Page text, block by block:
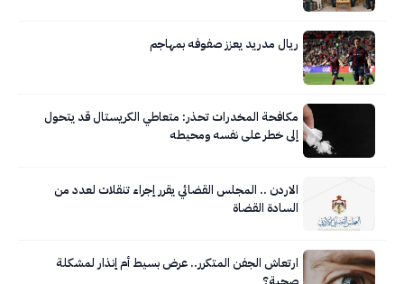
ريال مدريد يعزز صفوفه بمهاجم
مكافحة المخدرات تحذر: متعاطي الكريستال قد يتحول
إلى خطر على نفسه ومحيطه
الاردن .. المجلس القضائي يقرر إجراء تنقلات لعدد من
السادة القضاة
ارتعاش الجفن المتكرر.. عرض بسيط أم إنذار لمشكلة